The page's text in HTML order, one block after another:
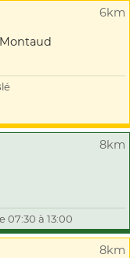
6km
8km
07:30 à 13:00
8km